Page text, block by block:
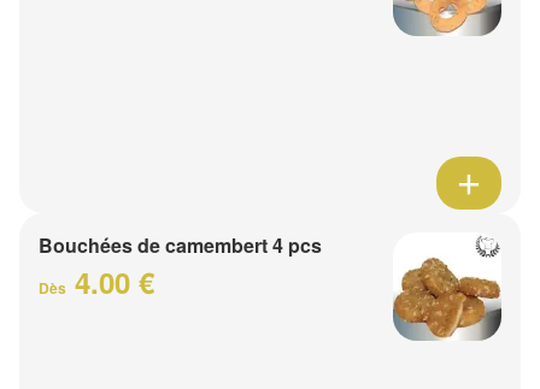
Bouchées de camembert 4 pcs
Dès 4.00 €